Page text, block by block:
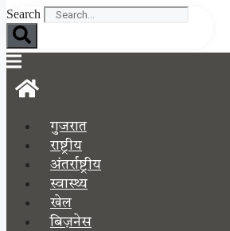
Search
गुजरात
राष्ट्रीय
अंतर्राष्ट्रीय
स्वास्थ्य
खेल
बिज़नेस